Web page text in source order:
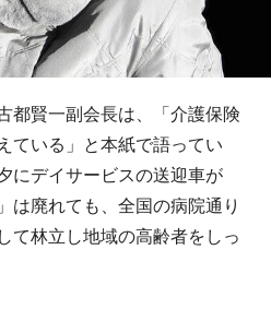
都賢一副会長は、「介護保険
ている」と本紙で語ってい
にデイサービスの送迎車が
は廃れても、全国の病院通り
て林立し地域の高齢者をしっ